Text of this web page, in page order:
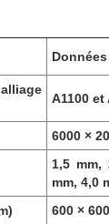
Données
A1100 et
6000 ×
1,5 mm,
mm, 4,0
600 ×